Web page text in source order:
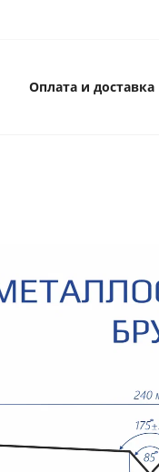
Оплата и доставка